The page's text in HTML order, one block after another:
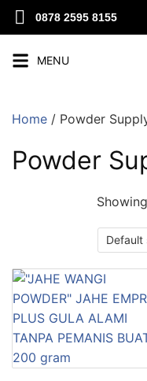
0878 2595 8155
MENU
Home / Powder
Powder